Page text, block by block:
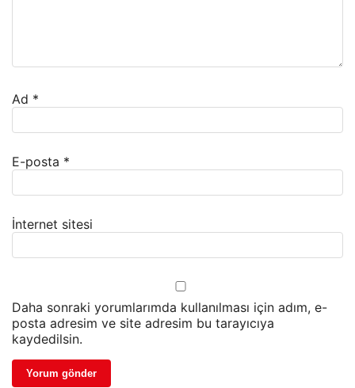
Ad *
E-posta *
İnternet sitesi
Daha sonraki yorumlarımda kullanılması için adım, e-
posta adresim ve site adresim bu tarayıcıya
kaydedilsin.